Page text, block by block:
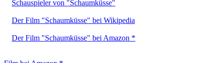
Schauspieler von "Schaumküsse"
Der Film "Schaumküsse" bei Wikipedia
Der Film "Schaumküsse" bei Amazon *